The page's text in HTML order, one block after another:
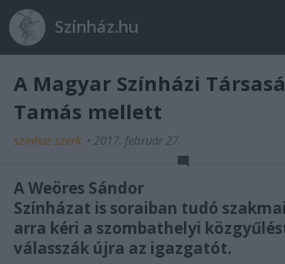
Színház.hu
A Magyar Színházi
Tamás mellett
szinhaz szerk. • 2017. február 27.
A Weöres Sándor
Színházat is soraiban tudó
arra kéri a szombathelyi
válasszák újra az igazgatót.